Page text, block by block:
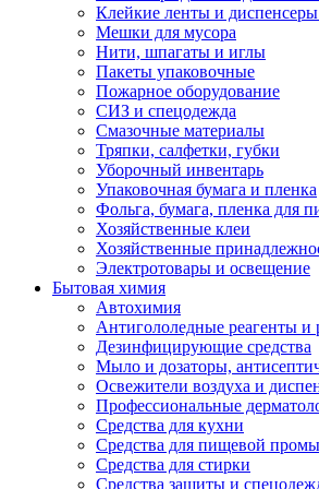
Клейкие ленты и
Мешки для мусора
Нити, шпагаты и иглы
Пакеты упаковочные
Пожарное оборудование
СИЗ и спецодежда
Смазочные материалы
Тряпки, салфетки, губки
Уборочный инвентарь
Упаковочная бумага и пленка
Фольга, бумага, пленка для
Хозяйственные клеи
Хозяйственные
Электротовары и освещение
Бытовая химия
Автохимия
Антигололедные реагенты и
Дезинфицирующие средства
Мыло и дозаторы,
Освежители воздуха и
Профессиональные
Средства для кухни
Средства для пищевой
Средства для стирки
Средства защиты и